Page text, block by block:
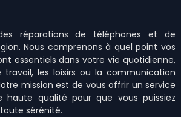
réparations de téléphones et de
Nous comprenons à quel point vos
essentiels dans votre vie quotidienne,
les loisirs ou la communication
mission est de vous offrir un service
haute qualité pour que vous puissiez
sérénité.